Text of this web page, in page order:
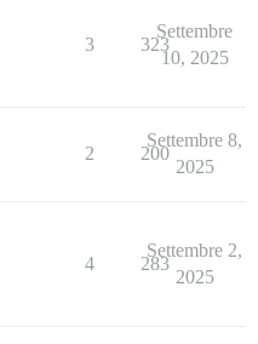
3 323
Settembre
10, 2025
2 200
Settembre 8,
2025
4 283
Settembre 2,
2025